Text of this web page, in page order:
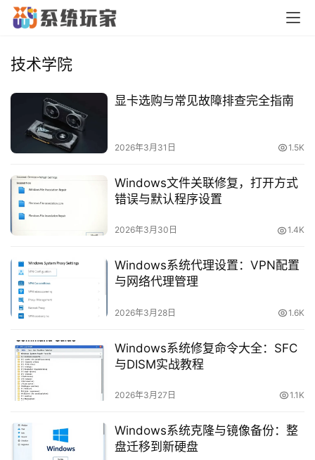
页
子
胶
囊
纯
技术学院
显卡选购与常见故障排查完全指南
2026年3月31日 1.5K
Windows文件关联修复，打开方式
错误与默认程序设置
2026年3月30日 1.4K
Windows系统代理设置：VPN配置
与网络代理管理
2026年3月28日 1.6K
Windows系统修复命令大全：SFC
与DISM实战教程
2026年3月27日 1.1K
Windows系统克隆与镜像备份：整
盘迁移到新硬盘